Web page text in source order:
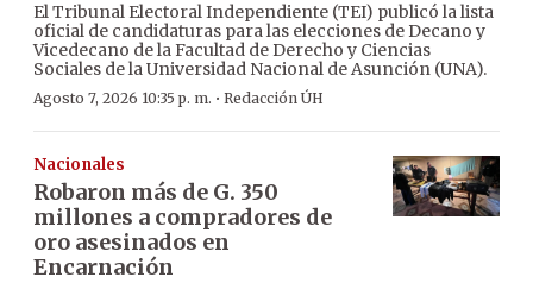
El Tribunal Electoral Independiente (TEI) publicó la lista
oficial de candidaturas para las elecciones de Decano y
Vicedecano de la Facultad de Derecho y Ciencias
Sociales de la Universidad Nacional de Asunción (UNA).
Agosto 7, 2026 10:35 p. m. · Redacción ÚH
Nacionales
Robaron más de G. 350
millones a compradores de
oro asesinados en
Encarnación